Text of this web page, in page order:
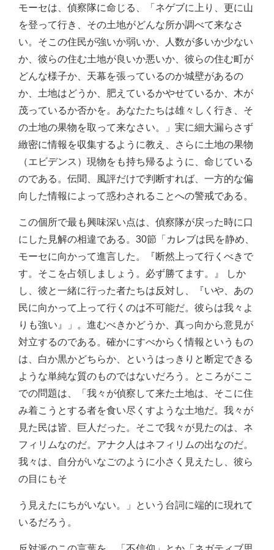
モーセは、偵察隊に命じる、「ネゲブに上り、更に山
を登って行き、その土地がどんな所か調べて来なさ
い。そこの住民が強いか弱いか、人数が多いか少ない
か、彼らの住む土地が良いか悪いか、彼らの住む町が
どんな様子か、天幕を張っているのか城壁があるの
か、土地はどうか、肥えているかやせているか、木が
茂っているか否かを。あなたたちは雄々しく行き、そ
の土地の果物を取って来なさい。」実に細大漏らさず
緻密に情報を収集するように教え、さらに土地の果物
（エビデンス）現物をも持ち帰るように、命じている
のである。伝聞、風評だけで判断すれば、一方的な偏
向した情報によって惑わされることへの警戒である。
この個所で最も興味深い点は、偵察隊が戻った時に口
にした見解の相違である。30節「カレブは民を静め、
モーセに向かって進言した。『断然上って行くべきで
す。そこを占領しましょう。必ず勝てます。』 しか
し、彼と一緒に行った者たちは反対し、『いや、あの
民に向かって上って行くのは不可能だ。彼らは我々よ
りも強い』」。進むべきかどうか、真っ向から意見が
対立するのである。確かにすべからく情報というもの
は、白か黒かどちらか、というはっきりと断定できる
ような単純な質のものではないだろう。ところがここ
での問題は、「我々が偵察して来た土地は、そこに住
み着こうとする者を食い尽くすような土地だ。我々が
見た民は皆、巨人だった。そこで我々が見たのは、ネ
フィリムなのだ。アナク人はネフィリムの出なのだ。
我々は、自分がいなごのように小さく見えたし、彼ら
の目にもそ
う見えたにちがいない。」という台詞に端的に現れて
いるだろう。